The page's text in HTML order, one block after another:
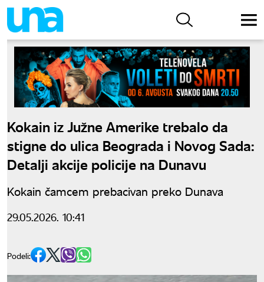
Kokain iz Južne Amerike trebalo da
stigne do ulica Beograda i Novog Sada:
Detalji akcije policije na Dunavu
Kokain čamcem prebacivan preko Dunava
29.05.2026. 10:41
Podeli: